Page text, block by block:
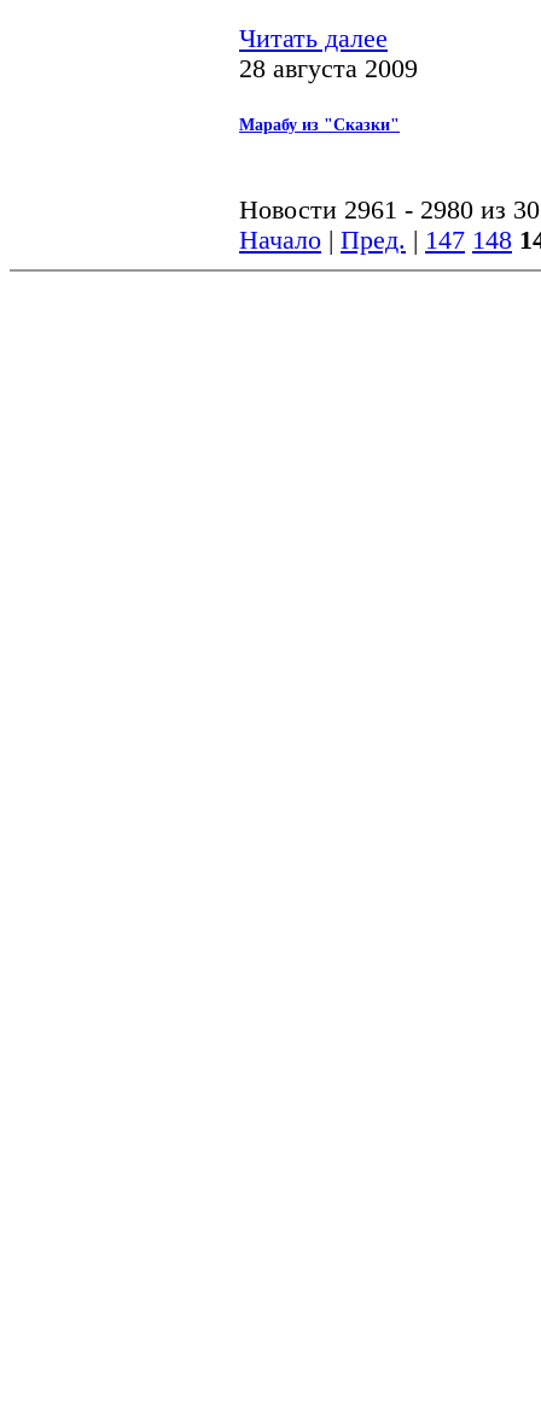
Читать далее
28 августа 2009
Марабу из "Сказки"
Новости 2961 - 2980 из
Начало | Пред. | 147 148